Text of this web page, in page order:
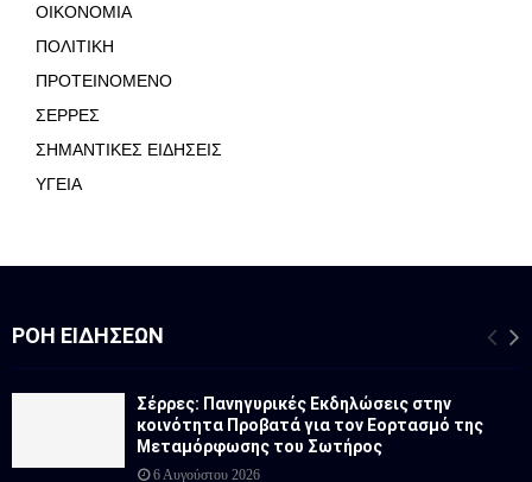
ΟΙΚΟΝΟΜΙΑ
ΠΟΛΙΤΙΚΗ
ΠΡΟΤΕΙΝΟΜΕΝΟ
ΣΕΡΡΕΣ
ΣΗΜΑΝΤΙΚΕΣ ΕΙΔΗΣΕΙΣ
ΥΓΕΙΑ
ΡΟΉ ΕΙΔΉΣΕΩΝ
Σέρρες: Πανηγυρικές Εκδηλώσεις στην
κοινότητα Προβατά για τον Εορτασμό της
Μεταμόρφωσης του Σωτήρος
6 Αυγούστου 2026